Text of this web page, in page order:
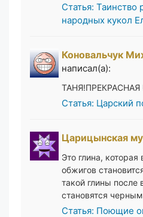
Статья: Таинство
народных кукол
Коновальчук
написал(а):
Статья: Царский
Царицынская
Это глина,
обжигов
такой глины после
становятся
Статья: Поющие